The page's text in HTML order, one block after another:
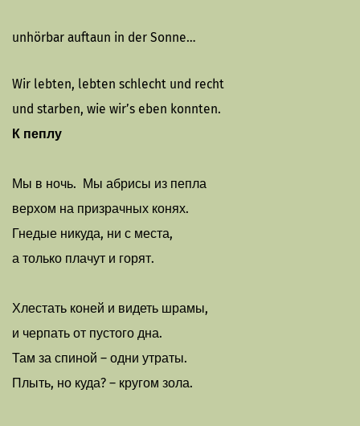
unhörbar auftaun in der Sonne…
Wir lebten, lebten schlecht und recht
und starben, wie wir’s eben konnten.
К пеплу
Мы в ночь. Мы абрисы из пепла
верхом на призрачных конях.
Гнедые никуда, ни с места,
а только плачут и горят.
Хлестать коней и видеть шрамы,
и черпать от пустого дна.
Там за спиной – одни утраты.
Плыть, но куда? – кругом зола.